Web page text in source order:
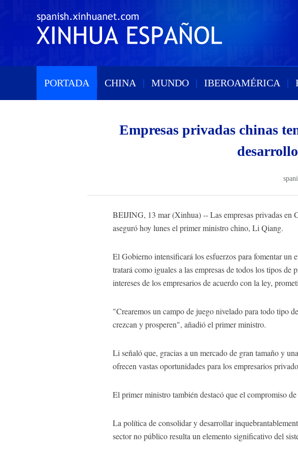
PORTADA | CHINA | MUNDO | IBEROAMÉRICA |
Empresas privadas chinas
BEIJING, 13 mar (Xinhua) -- Las empresas privadas en
aseguró hoy lunes el primer ministro chino, Li Qiang.
El Gobierno intensificará los esfuerzos para fomentar un
tratará como iguales a las empresas de todos los tipos
intereses de los empresarios de acuerdo con la ley,
"Crearemos un campo de juego nivelado para todo tipo
crezcan y prosperen", añadió el primer ministro.
Li señaló que, gracias a un mercado de gran tamaño y
ofrecen vastas oportunidades para los empresarios
El primer ministro también destacó que el compromiso
La política de consolidar y desarrollar
sector no público resulta un elemento significativo del